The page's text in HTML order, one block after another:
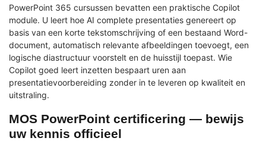
PowerPoint 365 cursussen bevatten een praktische Copilot
module. U leert hoe AI complete presentaties genereert op
basis van een korte tekstomschrijving of een bestaand Word-
document, automatisch relevante afbeeldingen toevoegt, een
logische diastructuur voorstelt en de huisstijl toepast. Wie
Copilot goed leert inzetten bespaart uren aan
presentatievoorbereiding zonder in te leveren op kwaliteit en
uitstraling.
MOS PowerPoint certificering — bewijs
uw kennis officieel